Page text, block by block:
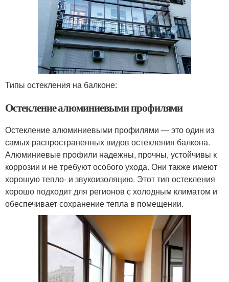
Типы остекления на балконе:
Остекление алюминиевыми профилями
Остекление алюминиевыми профилями — это один из
самых распространенных видов остекления балкона.
Алюминиевые профили надежны, прочны, устойчивы к
коррозии и не требуют особого ухода. Они также имеют
хорошую тепло- и звукоизоляцию. Этот тип остекления
хорошо подходит для регионов с холодным климатом и
обеспечивает сохранение тепла в помещении.